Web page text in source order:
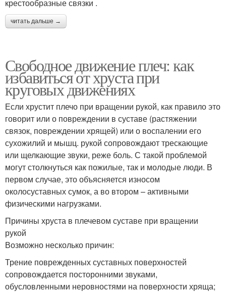
крестообразные связки .
читать дальше →
Свободное движение плеч: как
избавиться от хруста при
круговых движениях
Если хрустит плечо при вращении рукой, как правило это
говорит или о повреждении в суставе (растяжении
связок, повреждении хрящей) или о воспалении его
сухожилий и мышц. рукой сопровождают трескающие
или щелкающие звуки, реже боль. С такой проблемой
могут столкнуться как пожилые, так и молодые люди. В
первом случае, это объясняется износом
околосуставных сумок, а во втором – активными
физическими нагрузками.
Причины хруста в плечевом суставе при вращении
рукой
Возможно несколько причин:
Трение поврежденных суставных поверхностей
сопровождается посторонними звуками,
обусловленными неровностями на поверхности хряща;